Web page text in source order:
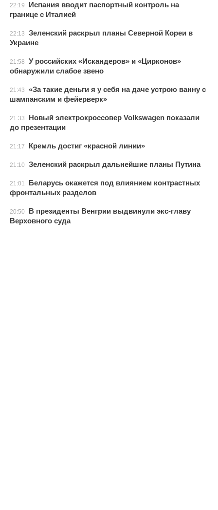
22:19
Испания вводит паспортный контроль на
границе с Италией
22:13
Зеленский раскрыл планы Северной Кореи в
Украине
21:58
У российских «Искандеров» и «Цирконов»
обнаружили слабое звено
21:43
«За такие деньги я у себя на даче устрою ванну с
шампанским и фейерверк»
21:33
Новый электрокроссовер Volkswagen показали
до презентации
21:17 Кремль достиг «красной линии»
21:10 Зеленский раскрыл дальнейшие планы Путина
21:01
Беларусь окажется под влиянием контрастных
фронтальных разделов
20:50
В президенты Венгрии выдвинули экс-главу
Верховного суда